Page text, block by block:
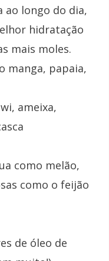
ao longo do dia,
hidratação
mais moles.
manga, papaia,
ameixa,
como melão,
como o feijão
de óleo de